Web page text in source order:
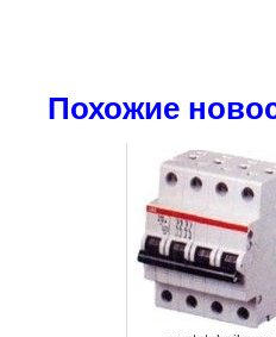
Похожие